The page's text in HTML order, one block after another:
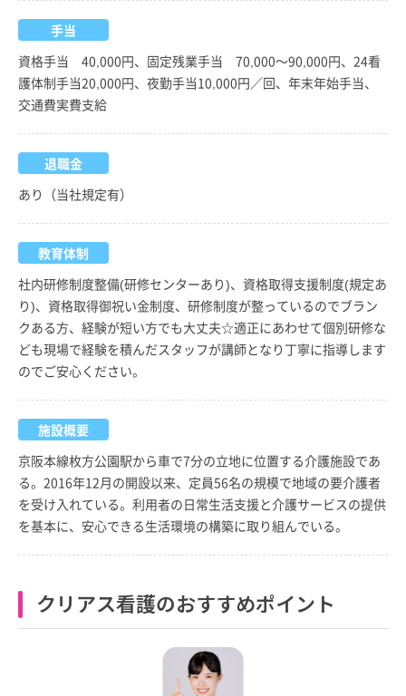
手当
資格手当 40,000円、固定残業手当 70,000～90,000円、24看
護体制手当20,000円、夜勤手当10,000円／回、年末年始手当、
交通費実費支給
退職金
あり（当社規定有）
教育体制
社内研修制度整備(研修センターあり)、資格取得支援制度(規定あ
り)、資格取得御祝い金制度、研修制度が整っているのでブラン
クある方、経験が短い方でも大丈夫☆適正にあわせて個別研修な
ども現場で経験を積んだスタッフが講師となり丁寧に指導します
のでご安心ください。
施設概要
京阪本線枚方公園駅から車で7分の立地に位置する介護施設であ
る。2016年12月の開設以来、定員56名の規模で地域の要介護者
を受け入れている。利用者の日常生活支援と介護サービスの提供
を基本に、安心できる生活環境の構築に取り組んでいる。
クリアス看護のおすすめポイント